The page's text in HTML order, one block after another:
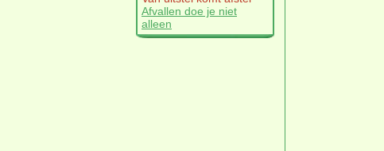
Afvallen doe je niet
alleen